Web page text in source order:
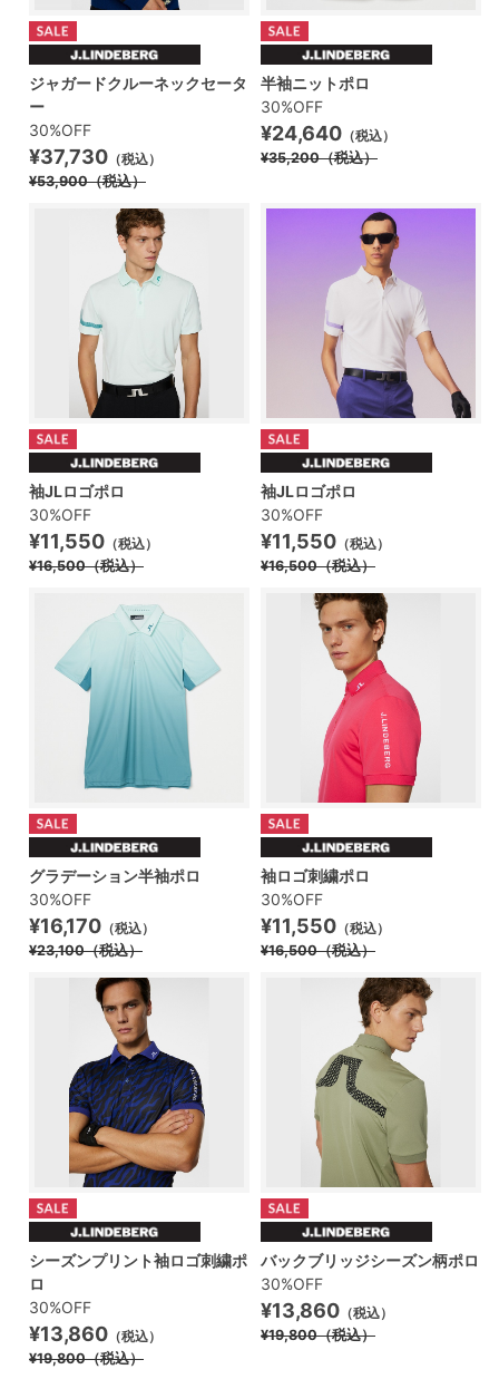
ジャガードクルーネックセータ
ー
30%OFF
¥37,730 （税込）
¥53,900（税込）
半袖ニットポロ
30%OFF
¥24,640 （税込）
¥35,200（税込）
袖JLロゴポロ
30%OFF
¥11,550 （税込）
¥16,500（税込）
袖JLロゴポロ
30%OFF
¥11,550 （税込）
¥16,500（税込）
グラデーション半袖ポロ
30%OFF
¥16,170 （税込）
¥23,100（税込）
袖ロゴ刺繍ポロ
30%OFF
¥11,550 （税込）
¥16,500（税込）
シーズンプリント袖ロゴ刺繍ポ
ロ
30%OFF
¥13,860 （税込）
¥19,800（税込）
バックブリッジシーズン柄ポロ
30%OFF
¥13,860 （税込）
¥19,800（税込）